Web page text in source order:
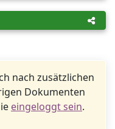
nach zusätzlichen
Dokumenten
eingeloggt sein.